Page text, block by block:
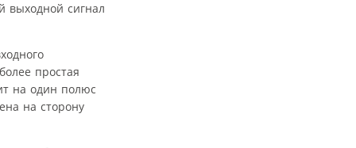
выходной сигнал
простая
на один полюс
на сторону